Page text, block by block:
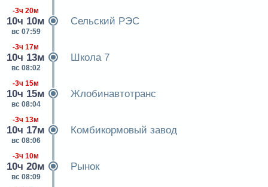
-3ч 20м
10ч 10м
вс 07:59
Сельский РЭС
-3ч 17м
10ч 13м
вс 08:02
Школа 7
-3ч 15м
10ч 15м
вс 08:04
Жлобинавтотранс
-3ч 13м
10ч 17м
вс 08:06
Комбикормовый завод
-3ч 10м
10ч 20м
вс 08:09
Рынок